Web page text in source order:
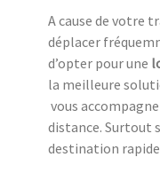
A cause de votre
déplacer
d’opter pour une
la meilleure
vous
distance. Surtout
destination